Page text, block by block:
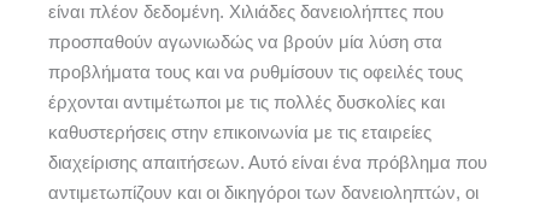
είναι πλέον δεδομένη. Χιλιάδες δανειολήπτες που
προσπαθούν αγωνιωδώς να βρούν μία λύση στα
προβλήματα τους και να ρυθμίσουν τις οφειλές τους
έρχονται αντιμέτωποι με τις πολλές δυσκολίες και
καθυστερήσεις στην επικοινωνία με τις εταιρείες
διαχείρισης απαιτήσεων. Αυτό είναι ένα πρόβλημα που
αντιμετωπίζουν και οι δικηγόροι των δανειοληπτών, οι